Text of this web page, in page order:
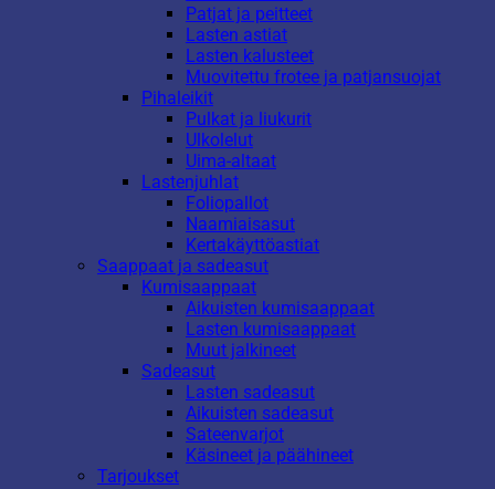
Patjat ja peitteet
Lasten astiat
Lasten kalusteet
Muovitettu frotee ja patjansuojat
Pihaleikit
Pulkat ja liukurit
Ulkolelut
Uima-altaat
Lastenjuhlat
Foliopallot
Naamiaisasut
Kertakäyttöastiat
Saappaat ja sadeasut
Kumisaappaat
Aikuisten kumisaappaat
Lasten kumisaappaat
Muut jalkineet
Sadeasut
Lasten sadeasut
Aikuisten sadeasut
Sateenvarjot
Käsineet ja päähineet
Tarjoukset